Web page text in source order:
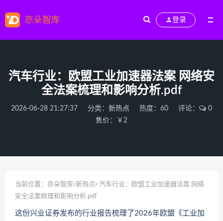
登录
汽车行业：欧盟工业加速器法案 网络安
全法案梳理和影响分析.pdf
2026-06-28 21:27:37 分类： 新热点 热度：60 评论：
0
售价：￥2
当前位置： 亦朵智库 新热点
汽车行业：欧盟工业加速器法案 网络
安全法案梳理和影响分析.pdf
这份兴业证券发布的行业报告梳理了2026年欧盟《工业加